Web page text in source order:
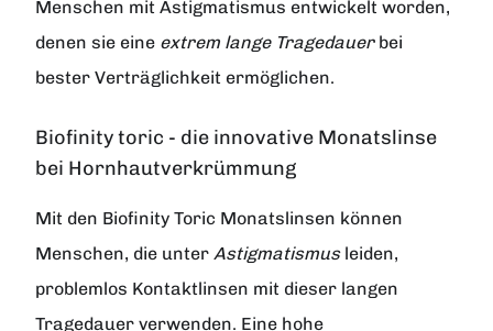
Menschen mit Astigmatismus entwickelt worden,
denen sie eine extrem lange Tragedauerbei
bester Verträglichkeit ermöglichen.
Biofinity toric - die innovative Monatslinse
bei Hornhautverkrümmung
Mit den Biofinity Toric Monatslinsen können
Menschen, die unter Astigmatismusleiden,
problemlos Kontaktlinsen mit dieser langen
Tragedauer verwenden. Eine hohe